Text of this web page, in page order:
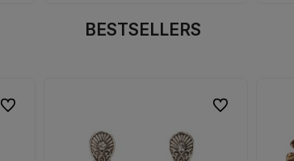
BESTSELLERS
Do ulubionych Do ulubionych